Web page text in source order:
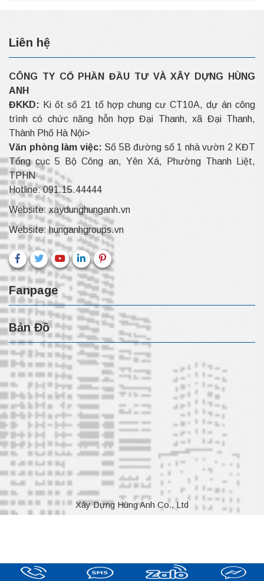
Liên hệ
CÔNG TY CỔ PHẦN ĐẦU TƯ VÀ XÂY DỰNG HÙNG
ANH
ĐKKD: Ki ốt số 21 tổ hợp chung cư CT10A, dự án công
trình có chức năng hỗn hợp Đại Thanh, xã Đại Thanh,
Thành Phố Hà Nội>
Văn phòng làm việc: Số 5B đường số 1 nhà vườn 2 KĐT
Tổng cục 5 Bộ Công an, Yên Xá, Phường Thanh Liệt,
TPHN
Hotline:091.15.44444
Website:xaydunghunganh.vn
Website:hunganhgroups.vn
Fanpage
Bản Đồ
Xây Dựng Hùng Anh Co., Ltd